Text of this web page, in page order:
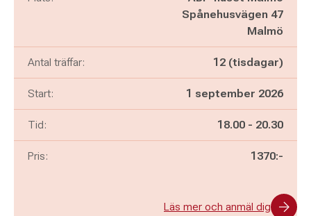
Spånehusvägen 47
Malmö
Antal träffar: 12 (tisdagar)
Start: 1 september 2026
Tid: Pågår mellan
18.00 - och
20.30
Pris: 1370:-
Läs mer och anmäl dig